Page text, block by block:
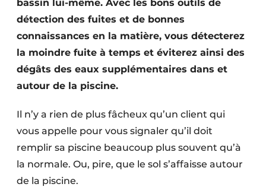
bassin lui-même. Avec les bons outils de
détection des fuites et de bonnes
connaissances en la matière, vous détecterez
la moindre fuite à temps et éviterez ainsi des
dégâts des eaux supplémentaires dans et
autour de la piscine.
Il n’y a rien de plus fâcheux qu’un client qui
vous appelle pour vous signaler qu’il doit
remplir sa piscine beaucoup plus souvent qu’à
la normale. Ou, pire, que le sol s’affaisse autour
de la piscine.